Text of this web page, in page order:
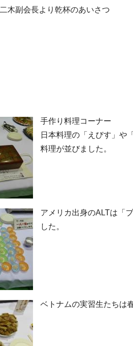
二木副会長より乾杯のあいさつ
手作り料理コーナー
日本料理の「えびす」や
料理が並びました。
アメリカ出身のALTは「
した。
ベトナムの実習生たちは